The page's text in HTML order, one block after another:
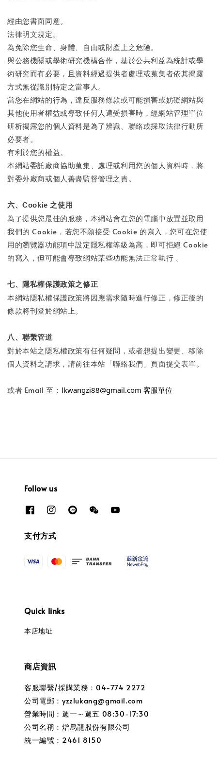
經由您書面同意。
法律明文規定。
為免除您生命、身體、自由或財產上之危險。
與公務機關或學術研究機構合作，基於公共利益為統計或學
術研究而有必要，且資料經過提供者處理或蒐集者依其揭露
方式無從識別特定之當事人。
當您在網站的行為，違反服務條款或可能損害或妨礙網站與
其他使用者權益或導致任何人遭受損害時，經網站管理單位
研析揭露您的個人資料是為了辨識、聯絡或採取法律行動所
必要者。
有利於您的權益。
本網站委託廠商協助蒐集、處理或利用您的個人資料時，將
對委外廠商或個人善盡監督管理之責。
六、Cookie 之使用
為了提供您最佳的服務，本網站會在您的電腦中放置並取用
我們的 Cookie，若您不願接受 Cookie 的寫入，您可在您使
用的瀏覽器功能項中設定隱私權等級為高，即可拒絕 Cookie
的寫入，但可能會導致網站某些功能無法正常執行 。
七、隱私權保護政策之修正
本網站隱私權保護政策將因應需求隨時進行修正，修正後的
條款將刊登於網站上。
八、聯繫管道
對於本站之隱私權政策有任何疑問，或者想提出變更、移除
個人資料之請求，請前往本站「聯絡我們」頁面提交表單。
或者 Email 至： lkwangzi88@gmail.com 客服單位
Follow us
支付方式
Quick links
本店地址
商店資訊
客服聯繫/採購業務：04-774 2272
公司電郵：yzzlukang@gmail.com
營業時間：週一～週五 08:30-17:30
公司名稱：熷烏龍股份有限公司
統一編號：2461 8150